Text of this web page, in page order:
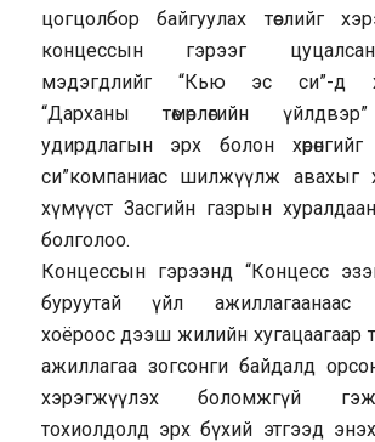
цогцолбор байгуулах төслийг
концессын гэрээг
мэдэгдлийг “Кью эс си”-д
“Дарханы төмөрлөгийн
удирдлагын эрх болон
си”компаниас шилжүүлж авахыг
хүмүүст Засгийн газрын
болголоо.
Концессын гэрээнд “Концесс
буруутай үйл ажиллагаанаас
хоёроос дээш жилийн хугацаагаар
ажиллагаа зогсонги байдалд
хэрэгжүүлэх боломжгүй
тохиолдолд эрх бүхий этгээд